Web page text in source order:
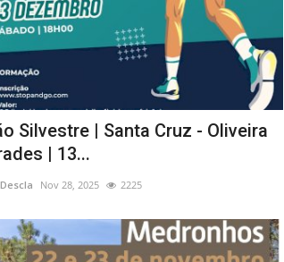
Silvestre | Santa Cruz - Oliveira
| 13...
Nov 28, 2025 2225